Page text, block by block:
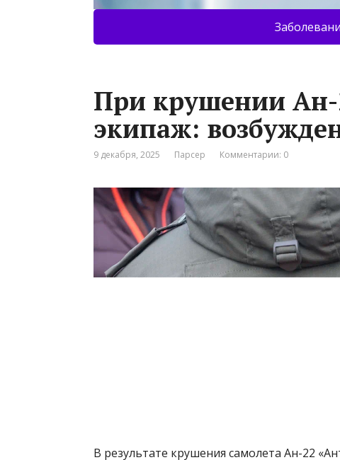
При крушении Ан-
экипаж:
9 декабря, 2025 Парсер Комментарии: 0
В результате крушения самолета Ан-22